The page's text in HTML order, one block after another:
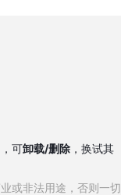
可卸载/删除 ，换试其
业或非法用途，否则一切